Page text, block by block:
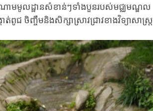
ោម​មូលដ្ឋាន​សំខា​ន់​ៗ​ទាំងបួន​របស់មជ្ឈមណ្ឌល
ត់ពូជ ចិញ្ចឹមនិងសិក្សា​ស្រាវជ្រាវ​ខាង​វិទ្យាសាស្ត្រ​